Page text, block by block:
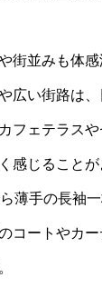
街並みも体
広い街路は
フェテラス
感じること
薄手の長袖
コートやカ